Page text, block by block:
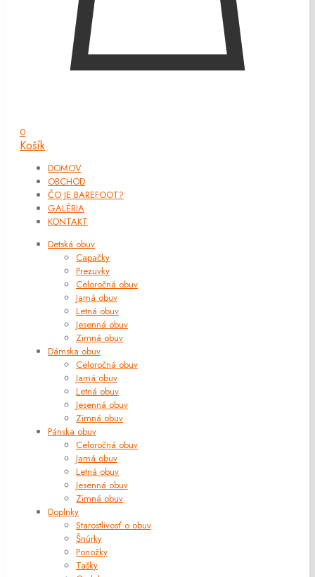
0
Košík
DOMOV
OBCHOD
ČO JE BAREFOOT?
GALÉRIA
KONTAKT
Detská obuv
Capačky
Prezuvky
Celoročná obuv
Jarná obuv
Letná obuv
Jesenná obuv
Zimná obuv
Dámska obuv
Celoročná obuv
Jarná obuv
Letná obuv
Jesenná obuv
Zimná obuv
Pánska obuv
Celoročná obuv
Jarná obuv
Letná obuv
Jesenná obuv
Zimná obuv
Doplnky
Starostlivosť o obuv
Šnúrky
Ponožky
Tašky